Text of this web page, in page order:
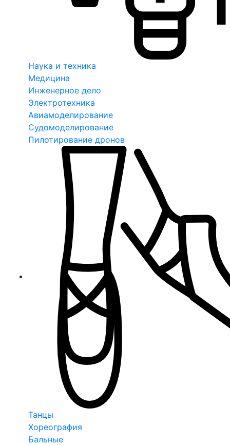
Наука и техника
Медицина
Инженерное дело
Электротехника
Авиамоделирование
Судомоделирование
Пилотирование дронов
Танцы
Хореография
Бальные